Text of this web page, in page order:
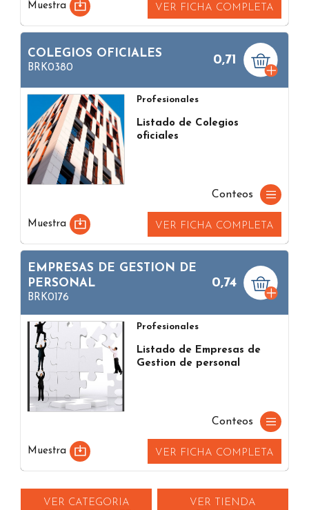
Muestra VER FICHA COMPLETA
COLEGIOS OFICIALES
BRK0380
0,71
Profesionales
Listado de Colegios
oficiales
Conteos
Muestra VER FICHA COMPLETA
EMPRESAS DE GESTION DE
PERSONAL
BRK0176
0,74
Profesionales
Listado de Empresas de
Gestion de personal
Conteos
Muestra VER FICHA COMPLETA
VER CATEGORIA
VER TIENDA